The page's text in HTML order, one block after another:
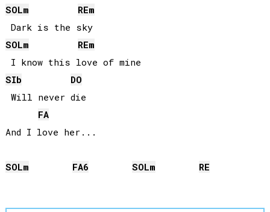
SOLm REm
Dark is the sky
SOLm REm
SIb
DO
Will never die
FA
And I love her...
SOLm FA6 SOLm RE